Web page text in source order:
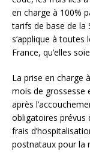
en charge à 100%
tarifs de base de la
s’applique à
France, qu’elles
La prise en charge
mois de grossesse
après
obligatoires prévus
frais
postnataux pour la